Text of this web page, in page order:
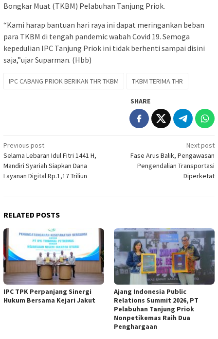
Bongkar Muat (TKBM) Pelabuhan Tanjung Priok.
“Kami harap bantuan hari raya ini dapat meringankan beban
para TKBM di tengah pandemic wabah Covid 19. Semoga
kepedulian IPC Tanjung Priok ini tidak berhenti sampai disini
saja,”ujar Suparman. (Hbb)
IPC CABANG PRIOK BERIKAN THR TKBM TKBM TERIMA THR
SHARE
Post
navigation
Previous post
Selama Lebaran Idul Fitri 1441 H,
Mandiri Syariah Siapkan Dana
Layanan Digital Rp.1,17 Triliun
Next post
Fase Arus Balik, Pengawasan
Pengendalian Transportasi
Diperketat
RELATED POSTS
IPC TPK Perpanjang Sinergi
Hukum Bersama Kejari Jakut
Ajang Indonesia Public
Relations Summit 2026, PT
Pelabuhan Tanjung Priok
Nonpetikemas Raih Dua
Penghargaan